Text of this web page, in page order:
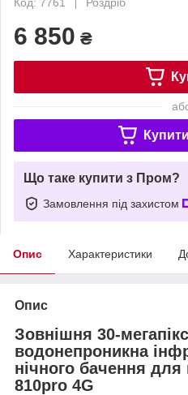
6 850 ₴
Що таке купити з Пром?
Замовлення під захистом
Опис Характеристики
Опис
Зовнішня 30-
водонепроникна
нічного бачення
810pro 4G